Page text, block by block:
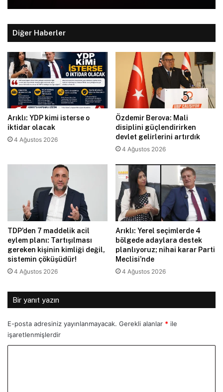
Diğer Haberler
Arıklı: YDP kimi isterse o
iktidar olacak
4 Ağustos 2026
Özdemir Berova: Mali
disiplini güçlendirirken
devlet gelirlerini artırdık
4 Ağustos 2026
TDP’den 7 maddelik acil
eylem planı: Tartışılması
gereken kişinin kimliği değil,
sistemin çöküşüdür!
4 Ağustos 2026
Arıklı: Yerel seçimlerde 4
bölgede adaylara destek
planlıyoruz; nihai karar Parti
Meclisi’nde
4 Ağustos 2026
Bir yanıt yazın
E-posta adresiniz yayınlanmayacak. Gerekli alanlar * ile
işaretlenmişlerdir